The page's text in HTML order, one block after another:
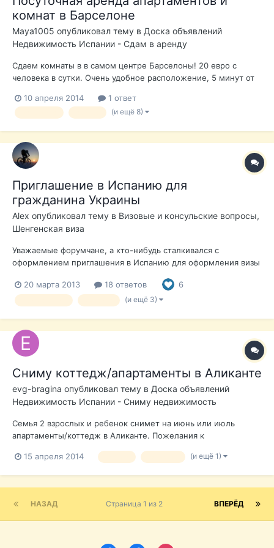
комнат в Барселоне
Maya1005 опубликовал тему в Доска объявлений
Недвижимость Испании - Сдам в аренду
Сдаем комнаты в в самом центре Барселоны! 20 евро с
человека в сутки. Очень удобное расположение, 5 минут от
Готический квартал, пляж, Триумфальная Арка. Чистые,
светлые апартаменты, есть все необходимое, 2 сан. узла,
10 апреля 2014 1 ответ
(и ещё 8)
Приглашение в Испанию для
гражданина Украины
Alex опубликовал тему в Визовые и консульские вопросы,
Шенгенская виза
Уважаемые форумчане, а кто-нибудь сталкивался с
оформлением приглашения в Испанию для оформления визы
на сайте посольства Испании в Украине, то облегченного
визового режима между Украиной и Испанией нет. Требуется
20 марта 2013 18 ответов 6
(и ещё 3)
Сниму коттедж/апартаменты в Аликанте
evg-bragina опубликовал тему в Доска объявлений
Недвижимость Испании - Сниму недвижимость
Семья 2 взрослых и ребенок снимет на июнь или июль
апартаменты/коттедж в Аликанте. Пожелания к
инфраструктура (магазины, кафе), рядом с морем (в пешей
15 апреля 2014 (и ещё 1)
НАЗАД ВПЕРЁД
Страница 1 из 2